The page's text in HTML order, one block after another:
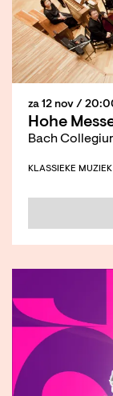
Hohe
Bach
za 12 nov /
KLASSIEKE MUZIEK